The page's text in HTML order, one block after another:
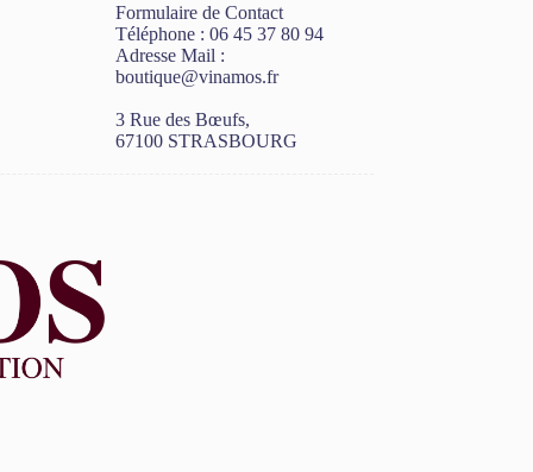
Formulaire de Contact
Téléphone :06 45 37 80 94
Adresse Mail :
boutique@vinamos.fr
3 Rue des Bœufs,
67100 STRASBOURG